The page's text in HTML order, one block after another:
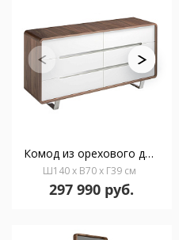
Комод из орехового дерева с белыми ящиками 136-C /7106
Ш140 x В70 x Г39 см
297 990 руб.